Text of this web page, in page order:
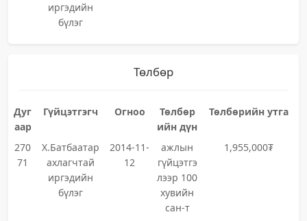
иргэдийн
бүлэг
Төлбөр
Дуг
аар
Гүйцэтгэгч Огноо
Төлбөр
ийн дүн
Төлбөрийн утга
270
71
Х.Батбаатар
ахлагчтай
иргэдийн
бүлэг
2014-11-
12
ажлын
гүйцэтгэ
лээр 100
хувийн
сан-т
1,955,000₮